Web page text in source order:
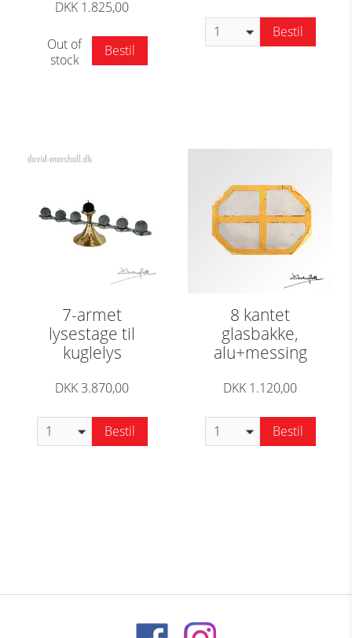
DKK 1.825,00
Out of
stock
Bestil
Bestil
7-armet
lysestage til
kuglelys
DKK 3.870,00
Bestil
8 kantet
glasbakke,
alu+messing
DKK 1.120,00
Bestil